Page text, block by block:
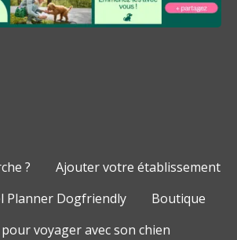
?
Ajouter votre établissement
Planner Dogfriendly
Boutique
voyager avec son chien